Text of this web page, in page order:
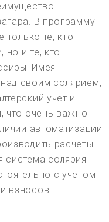
В программу
только те, кто
но и те, кто
Имея
своим солярием,
учет и
что очень важно
автоматизации
расчеты
система солярия
с учетом
взносов!